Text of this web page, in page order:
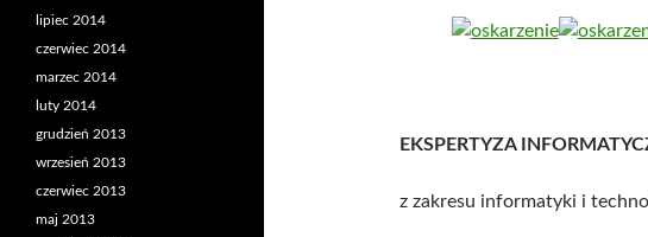
EKSPERTYZA
z zakresu informatyki i
lipiec 2014
czerwiec 2014
marzec 2014
luty 2014
grudzień 2013
wrzesień 2013
czerwiec 2013
maj 2013